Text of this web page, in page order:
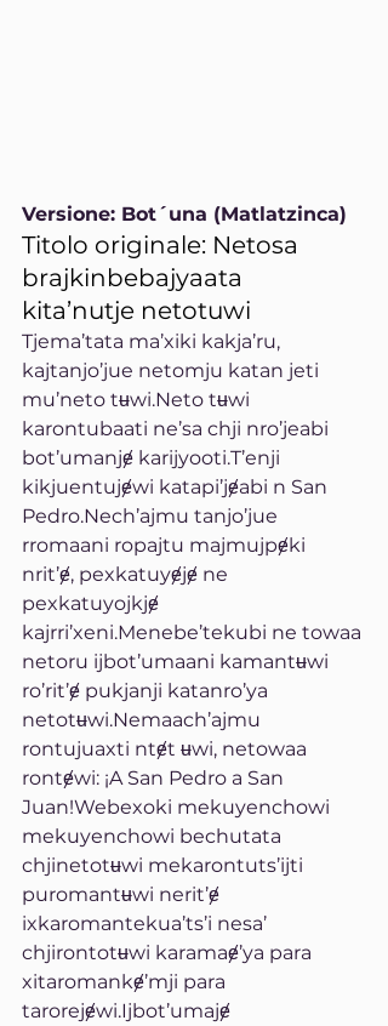
Versione: Bot´una (Matlatzinca)
Titolo originale: Netosa
brajkinbebajyaata
kita’nutje netotuwi
Tjema’tata ma’xiki kakja’ru,
kajtanjo’jue netomju katan jeti
mu’neto tʉwi.Neto tʉwi
karontubaati ne’sa chji nro’jeabi
bot’umanjɇ karijyooti.T’enji
kikjuentujɇwi katapi’jɇabi n San
Pedro.Nech’ajmu tanjo’jue
rromaani ropajtu majmujpɇki
nrit’ɇ, pexkatuyɇjɇ ne
pexkatuyojkjɇ
kajrri’xeni.Menebe’tekubi ne towaa
netoru ijbot’umaani kamantʉwi
ro’rit’ɇ pukjanji katanro’ya
netotʉwi.Nemaach’ajmu
rontujuaxti ntɇt ʉwi, netowaa
rontɇwi: ¡A San Pedro a San
Juan!Webexoki mekuyenchowi
mekuyenchowi bechutata
chjinetotʉwi mekarontuts’ijti
puromantʉwi nerit’ɇ
ixkaromantekua’ts’i nesa’
chjirontotʉwi karamaɇ’ya para
xitaromankɇ’mji para
tarorejɇwi.Ijbot’umajɇ